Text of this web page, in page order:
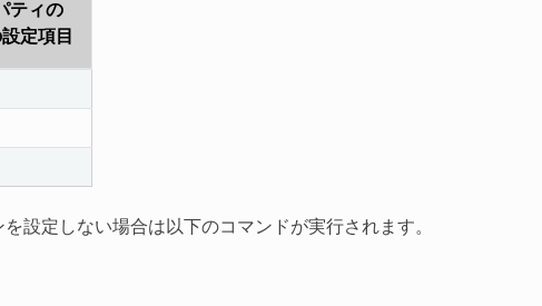
ティの
定項目
設定しない場合は以下のコマンドが実行されます。